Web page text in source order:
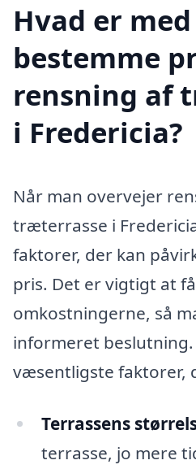
Hvad er
bestemme
rensning af
i Fredericia?
Når man overvejer
træterrasse i
faktorer, der kan
pris. Det er vigtigt at
omkostningerne, så
informeret
væsentligste faktorer,
Terrassens
terrasse, jo mere